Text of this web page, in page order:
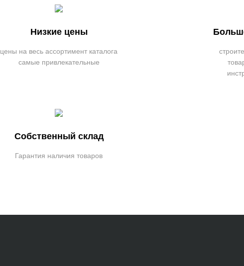
Низкие цены
цены на весь ассортимент каталога
самые привлекательные
Собственный склад
Гарантия наличия товаров